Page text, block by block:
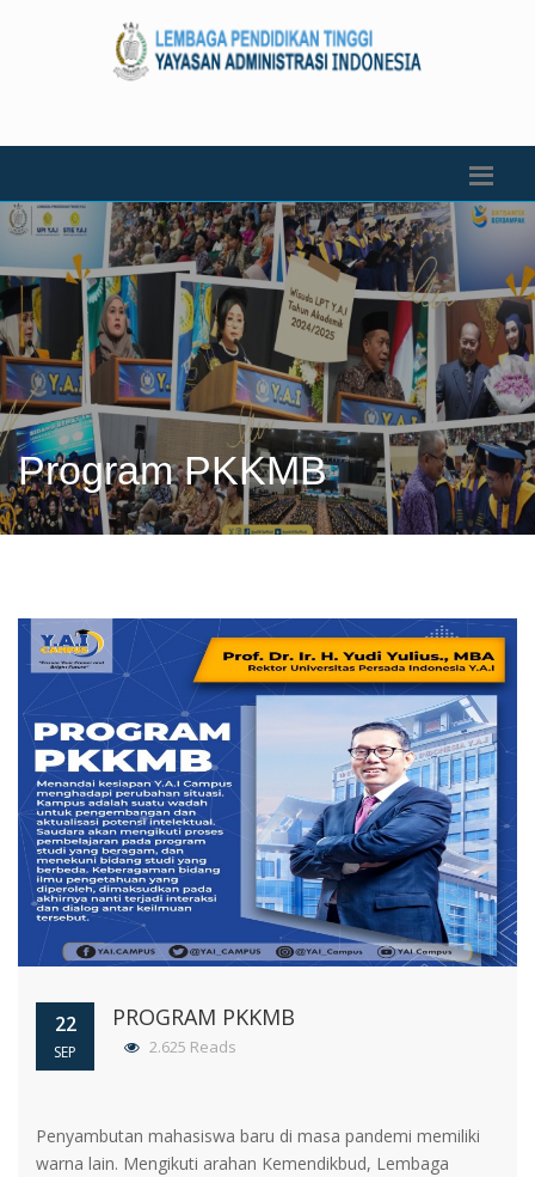
Program PKKMB
22
SEP
PROGRAM PKKMB
2.625 Reads
Penyambutan mahasiswa baru di masa pandemi memiliki
warna lain. Mengikuti arahan Kemendikbud, Lembaga